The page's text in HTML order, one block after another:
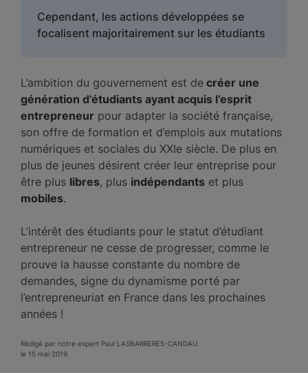
Cependant, les actions développées se
focalisent majoritairement sur les étudiants
L’ambition du gouvernement est de créer une
génération d’étudiants ayant acquis l’esprit
entrepreneur pour adapter la société française,
son offre de formation et d’emplois aux mutations
numériques et sociales du XXIe siècle. De plus en
plus de jeunes désirent créer leur entreprise pour
être plus libres, plus indépendants et plus
mobiles.
L’intérêt des étudiants pour le statut d’étudiant
entrepreneur ne cesse de progresser, comme le
prouve la hausse constante du nombre de
demandes, signe du dynamisme porté par
l’entrepreneuriat en France dans les prochaines
années !
Rédigé par notre expert Paul LASBARRERES-CANDAU
le 15 mai 2019